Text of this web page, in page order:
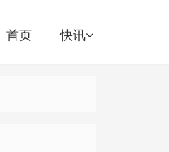
首页 快讯